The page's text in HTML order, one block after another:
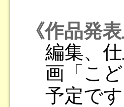
《作品発
編集、
画「こ
予定です